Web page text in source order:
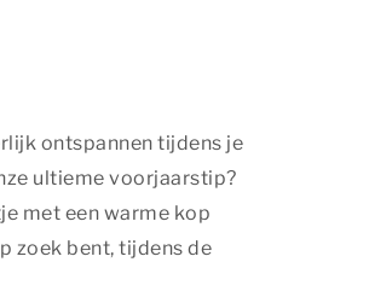
ontspannen tijdens je
ultieme voorjaarstip?
met een warme kop
zoek bent, tijdens de